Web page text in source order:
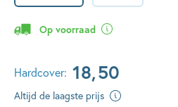
Op voorraad
Hardcover: 18,50
Altijd de laagste prijs